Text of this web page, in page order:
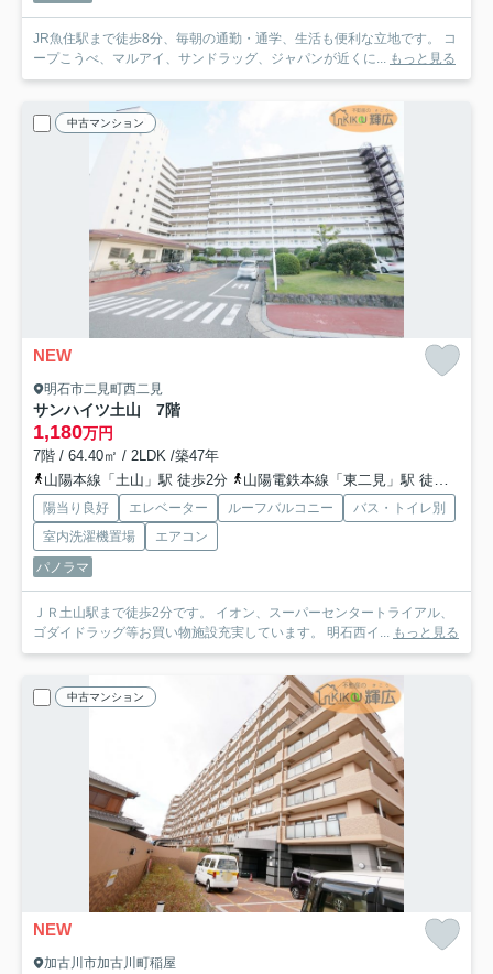
JR魚住駅まで徒歩8分、毎朝の通勤・通学、生活も便利な立地です。 コ
ープこうべ、マルアイ、サンドラッグ、ジャパンが近くに... もっと見る
中古マンション
NEW
明石市二見町西二見
サンハイツ土山 7階
1,180万円
7階 / 64.40㎡ / 2LDK /築47年
山陽本線「土山」駅 徒歩2分
山陽電鉄本線「東二見」駅 徒歩30分
陽当り良好 エレベーター ルーフバルコニー
バス・トイレ別
室内洗濯機置場
エアコン
パノラマ
ＪＲ土山駅まで徒歩2分です。 イオン、スーパーセンタートライアル、
ゴダイドラッグ等お買い物施設充実しています。 明石西イ... もっと見る
中古マンション
NEW
加古川市加古川町稲屋